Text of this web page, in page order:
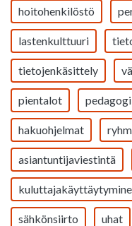
hoitohenkilöstö
lastenkulttuuri
tietojenkäsittely
pientalot
hakuohjelmat
asiantuntijaviestintä
sähkönsiirto uhat